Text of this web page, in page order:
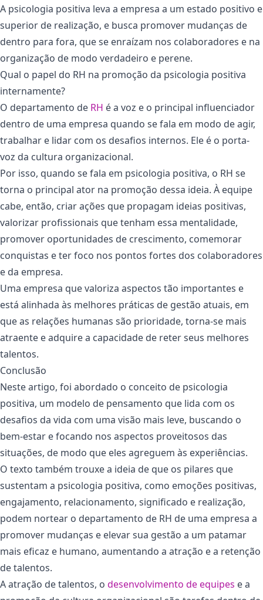
A psicologia positiva leva a empresa a um estado positivo e
superior de realização, e busca promover mudanças de
dentro para fora, que se enraízam nos colaboradores e na
organização de modo verdadeiro e perene.
Qual o papel do RH na promoção da psicologia positiva
internamente?
O departamento de RH é a voz e o principal influenciador
dentro de uma empresa quando se fala em modo de agir,
trabalhar e lidar com os desafios internos. Ele é o porta-
voz da cultura organizacional.
Por isso, quando se fala em psicologia positiva, o RH se
torna o principal ator na promoção dessa ideia. À equipe
cabe, então, criar ações que propagam ideias positivas,
valorizar profissionais que tenham essa mentalidade,
promover oportunidades de crescimento, comemorar
conquistas e ter foco nos pontos fortes dos colaboradores
e da empresa.
Uma empresa que valoriza aspectos tão importantes e
está alinhada às melhores práticas de gestão atuais, em
que as relações humanas são prioridade, torna-se mais
atraente e adquire a capacidade de reter seus melhores
talentos.
Conclusão
Neste artigo, foi abordado o conceito de psicologia
positiva, um modelo de pensamento que lida com os
desafios da vida com uma visão mais leve, buscando o
bem-estar e focando nos aspectos proveitosos das
situações, de modo que eles agreguem às experiências.
O texto também trouxe a ideia de que os pilares que
sustentam a psicologia positiva, como emoções positivas,
engajamento, relacionamento, significado e realização,
podem nortear o departamento de RH de uma empresa a
promover mudanças e elevar sua gestão a um patamar
mais eficaz e humano, aumentando a atração e a retenção
de talentos.
A atração de talentos, o desenvolvimento de equipes e a